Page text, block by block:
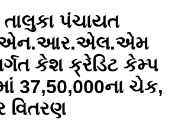
તાલુકા પંચાયત
એન.આર.એલ.એમ
કેશ ક્રેડિટ કેમ્પ
37,50,000ના ચેક,
વિતરણ